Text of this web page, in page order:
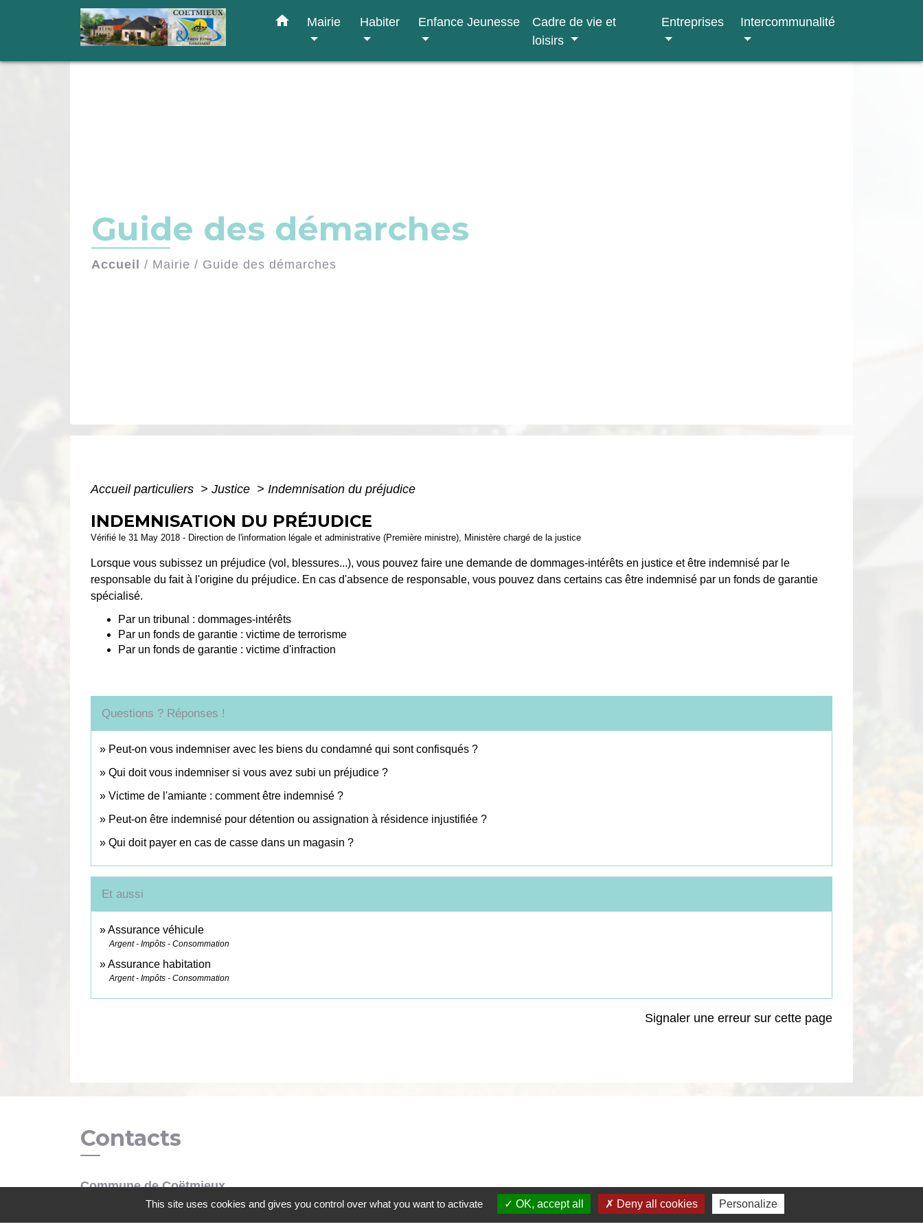
home Mairie Habiter Enfance Jeunesse
Cadre de vie et
loisirs
Entreprises Intercommunalité
Guide des démarches
Accueil / Mairie / Guide des démarches
Accueil particuliers > Justice > Indemnisation du préjudice
INDEMNISATION DU PRÉJUDICE
Vérifié le 31 May 2018 - Direction de l'information légale et administrative (Première ministre), Ministère chargé de la justice
Lorsque vous subissez un préjudice (vol, blessures...), vous pouvez faire une demande de dommages-intérêts en justice et être indemnisé par le
responsable du fait à l'origine du préjudice. En cas d'absence de responsable, vous pouvez dans certains cas être indemnisé par un fonds de garantie
spécialisé.
Par un tribunal : dommages-intérêts
Par un fonds de garantie : victime de terrorisme
Par un fonds de garantie : victime d'infraction
Questions ? Réponses !
Peut-on vous indemniser avec les biens du condamné qui sont confisqués ?
Qui doit vous indemniser si vous avez subi un préjudice ?
Victime de l'amiante : comment être indemnisé ?
Peut-on être indemnisé pour détention ou assignation à résidence injustifiée ?
Qui doit payer en cas de casse dans un magasin ?
Et aussi
Assurance véhicule
Argent - Impôts - Consommation
Assurance habitation
Argent - Impôts - Consommation
Signaler une erreur sur cette page
Contacts
Commune de Coëtmieux
3, rue de la Mairie
22400 Coëtmieux - FRANCE
This site uses cookies and gives you control over what you want to activate OK, accept all Deny all cookies Personalize